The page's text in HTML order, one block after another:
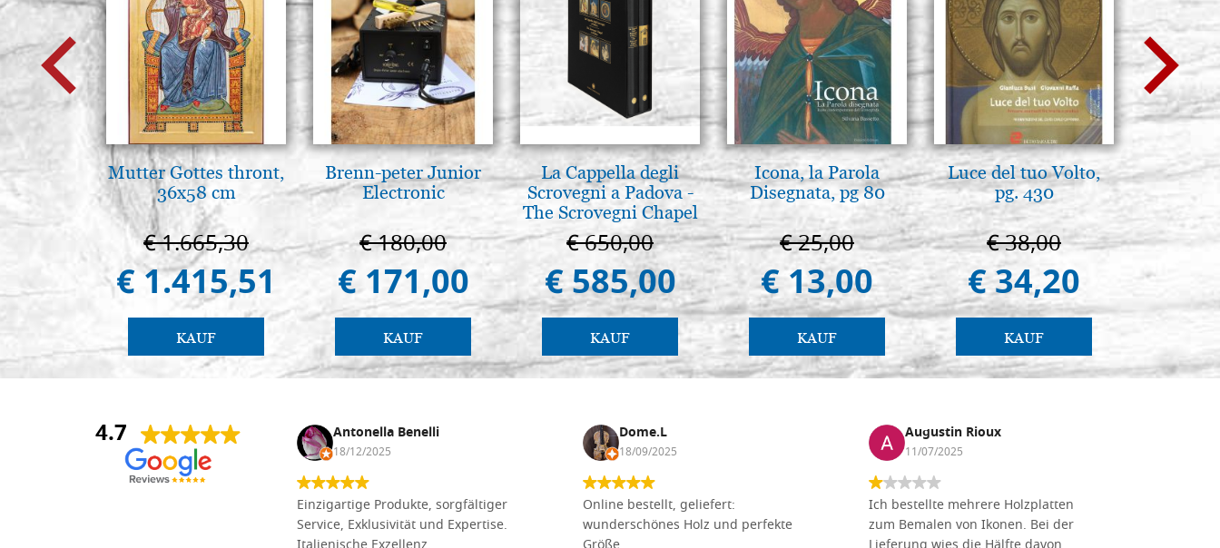
Mutter Gottes thront,
36x58 cm
€ 1.665,30
€ 1.415,51
KAUF
Brenn-peter Junior
Electronic
€ 180,00
€ 171,00
KAUF
La Cappella degli
Scrovegni a Padova -
The Scrovegni Chapel
in Padua
€ 650,00
€ 585,00
KAUF
Icona, la Parola
Disegnata, pg 80
€ 25,00
€ 13,00
KAUF
Luce del tuo Volto,
pg. 430
€ 38,00
€ 34,20
KAUF
4.7
Anna Maria Negri Antonella Benelli
18/12/2025
Einzigartige Produkte, sorgfältiger
Service, Exklusivität und Expertise.
Dome.L
18/09/2025
Online bestellt, geliefert:
wunderschönes Holz und perfekte
Augustin Rioux
11/07/2025
Ich bestellte mehrere Holzplatten
zum Bemalen von Ikonen. Bei der